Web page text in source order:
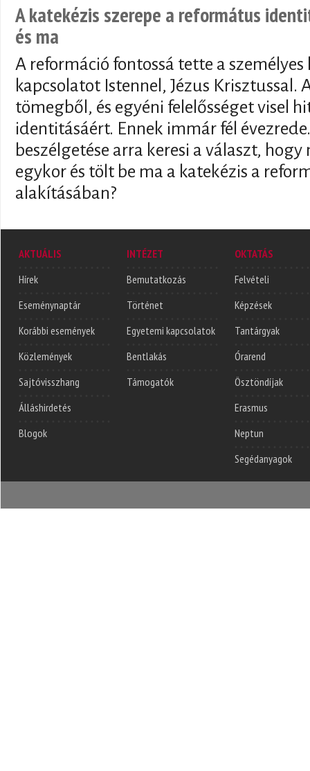
A katekézis szerepe a református
és ma
A reformáció fontossá tette a személyes
kapcsolatot Istennel, Jézus Krisztussal.
tömegből, és egyéni felelősséget visel
identitásáért. Ennek immár fél
beszélgetése arra keresi a választ,
egykor és tölt be ma a katekézis a
alakításában?
AKTUÁLIS
Hírek
Eseménynaptár
Korábbi események
Közlemények
Sajtóvisszhang
Álláshirdetés
Blogok
INTÉZET
Bemutatkozás
Történet
Egyetemi kapcsolatok
Bentlakás
Támogatók
OKTATÁS
Felvételi
Képzések
Tantárgyak
Órarend
Ösztöndíjak
Erasmus
Neptun
Segédanyagok